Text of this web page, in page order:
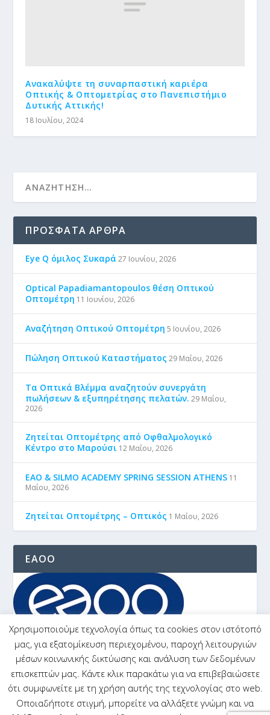
Ανακαλύψτε τη συναρπαστική καριέρα
Οπτικής & Οπτομετρίας στο Πανεπιστήμιο
Δυτικής Αττικής!
18 Ιουλίου, 2024
ΠΡΌΣΦΑΤΑ ΆΡΘΡΑ
Eye Q όμιλος Συκαρά 27 Ιουνίου, 2026
Optical Papadiamantopoulos θέση Οπτικού
Οπτομέτρη 11 Ιουνίου, 2026
Αναζήτηση Οπτικού Οπτομέτρη 5 Ιουνίου, 2026
Πώληση Οπτικού Καταστήματος 29 Μαΐου, 2026
Τα Οπτικά Βλέμμα αναζητούν συνεργάτη
πωλήσεων & εξυπηρέτησης πελατών. 29 Μαΐου,
2026
Ζητείται Οπτομέτρης από Οφθαλμολογικό
Κέντρο στο Μαρούσι 12 Μαΐου, 2026
EAO & SILMO ACADEMY SPRING SESSION ATHENS 11
Μαΐου, 2026
Ζητείται Οπτομέτρης – Οπτικός 1 Μαΐου, 2026
EAOO
Χρησιμοποιούμε τεχνολογία όπως τα cookies στον ιστότοπό
μας, για εξατομίκευση περιεχομένου, παροχή λειτουργιών
μέσων κοινωνικής δικτύωσης και ανάλυση των δεδομένων
επισκεπτών μας. Κάντε κλικ παρακάτω για να επιβεβαιώσετε
ότι συμφωνείτε με τη χρήση αυτής της τεχνολογίας στο web.
Οποιαδήποτε στιγμή, μπορείτε να αλλάξετε γνώμη και να